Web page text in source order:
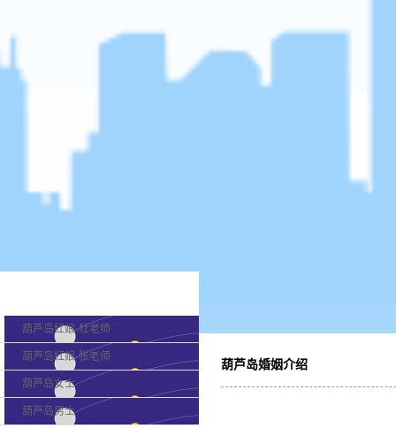
葫芦岛红娘-杜老师
葫芦岛红娘-张老师
葫芦岛女士
葫芦岛男士
葫芦岛婚姻介绍